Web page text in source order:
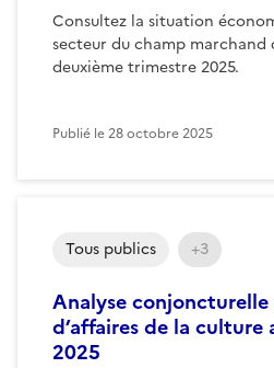
Consultez la situation
secteur du champ marchand
deuxième trimestre 2025.
Publié le28 octobre 2025
Analyse
d’affaires de la culture
2025
Tous publics +3